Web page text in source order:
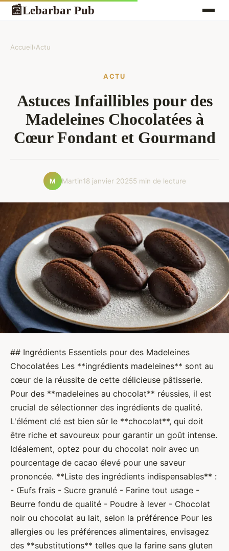
📰Lebarbar Pub
Accueil›Actu
ACTU
Astuces Infaillibles pour des
Madeleines Chocolatées à
Cœur Fondant et Gourmand
M Martin18 janvier 20255 min de lecture
## Ingrédients Essentiels pour des Madeleines
Chocolatées Les **ingrédients madeleines** sont au
cœur de la réussite de cette délicieuse pâtisserie.
Pour des **madeleines au chocolat** réussies, il est
crucial de sélectionner des ingrédients de qualité.
L'élément clé est bien sûr le **chocolat**, qui doit
être riche et savoureux pour garantir un goût intense.
Idéalement, optez pour du chocolat noir avec un
pourcentage de cacao élevé pour une saveur
prononcée. **Liste des ingrédients indispensables** :
- Œufs frais - Sucre granulé - Farine tout usage -
Beurre fondu de qualité - Poudre à lever - Chocolat
noir ou chocolat au lait, selon la préférence Pour les
allergies ou les préférences alimentaires, envisagez
des **substitutions** telles que la farine sans gluten